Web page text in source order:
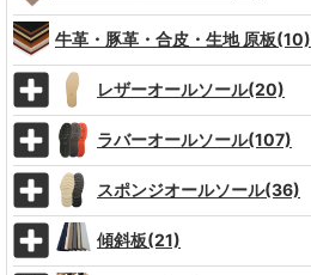
牛革・豚革・合皮・生地 原板(10)
レザーオールソール(20)
ラバーオールソール(107)
スポンジオールソール(36)
傾斜板(21)